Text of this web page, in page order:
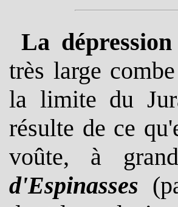
La
très large
la limite du
résulte de ce
voûte, à
d'Espinasses